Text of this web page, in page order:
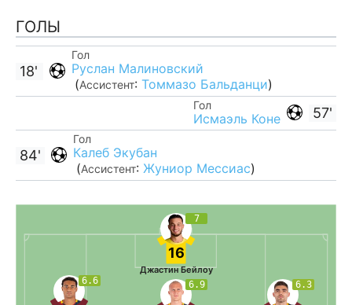
ГОЛЫ
Гол
Руслан Малиновский
(Ассистент: Томмазо Бальданци)
18'
57'
Гол
Исмаэль Коне
Гол
Калеб Экубан
(Ассистент: Жуниор Мессиас)
84'
7
16
Джастин Бейлоу
6.3
6.9
6.6